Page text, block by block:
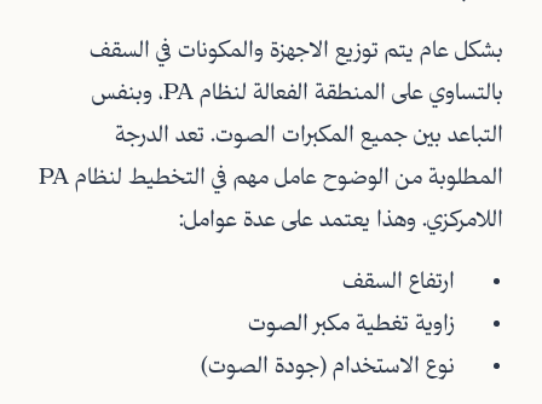
بشكل عام يتم توزيع الاجهزة والمكونات في السقف
بالتساوي على المنطقة الفعالة لنظام PA، وبنفس
التباعد بين جميع المكبرات الصوت. تعد الدرجة
المطلوبة من الوضوح عامل مهم في التخطيط لنظام PA
اللامركزي. وهذا يعتمد على عدة عوامل:
ارتفاع السقف
زاوية تغطية مكبر الصوت
نوع الاستخدام (جودة الصوت)